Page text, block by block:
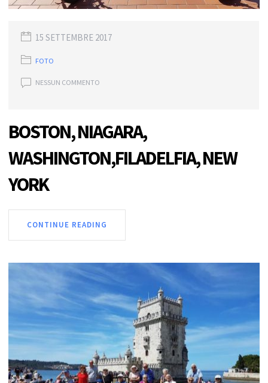
15 SETTEMBRE 2017
FOTO
NESSUN COMMENTO
BOSTON, NIAGARA,
WASHINGTON,FILADELFIA, NEW
YORK
CONTINUE READING